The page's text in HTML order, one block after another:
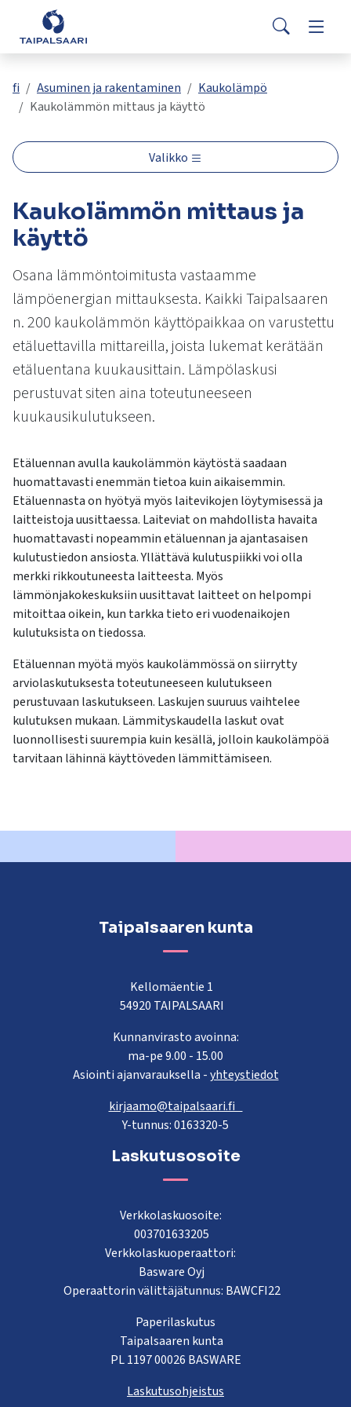
Siirry pääsisältöön
Palaute
Yhteystiedot
Search
Valitse
oleva
tulos
ja
alasnuolilla.
valittuun
hakutulokseen
painamalla
Kosketuslaitteiden
käyttäjät
voivat
käyttää
ja
pyyhkäisyliikkeitä.
Asuminen ja rakentaminen
Opetus ja kasvatus
Hyvinvointi ja terveys
Kunta ja päätöksenteko
Työ ja yrittäminen
fi Asuminen ja rakentaminen
Kaukolämpö
Kaukolämmön mittaus ja käyttö
Valikko
Kaukolämmön mittaus ja
käyttö
Osana lämmöntoimitusta vastaamme
lämpöenergian mittauksesta. Kaikki Taipalsaaren
n. 200 kaukolämmön käyttöpaikkaa on varustettu
etäluettavilla mittareilla, joista lukemat kerätään
etäluentana kuukausittain. Lämpölaskusi
perustuvat siten aina toteutuneeseen
kuukausikulutukseen.
Etäluennan avulla kaukolämmön käytöstä saadaan
huomattavasti enemmän tietoa kuin aikaisemmin.
Etäluennasta on hyötyä myös laitevikojen löytymisessä ja
laitteistoja uusittaessa. Laiteviat on mahdollista havaita
huomattavasti nopeammin etäluennan ja ajantasaisen
kulutustiedon ansiosta. Yllättävä kulutuspiikki voi olla
merkki rikkoutuneesta laitteesta. Myös
lämmönjakokeskuksiin uusittavat laitteet on helpompi
mitoittaa oikein, kun tarkka tieto eri vuodenaikojen
kulutuksista on tiedossa.
Etäluennan myötä myös kaukolämmössä on siirrytty
arviolaskutuksesta toteutuneeseen kulutukseen
perustuvaan laskutukseen. Laskujen suuruus vaihtelee
kulutuksen mukaan. Lämmityskaudella laskut ovat
luonnollisesti suurempia kuin kesällä, jolloin kaukolämpöä
tarvitaan lähinnä käyttöveden lämmittämiseen.
Taipalsaaren kunta
Kellomäentie 1
54920 TAIPALSAARI
Kunnanvirasto avoinna:
ma-pe 9.00 - 15.00
Asiointi ajanvarauksella -yhteystiedot
kirjaamo@taipalsaari.fi
Y-tunnus: 0163320-5
Laskutusosoite
Verkkolaskuosoite:
003701633205
Verkkolaskuoperaattori:
Basware Oyj
Operaattorin välittäjätunnus: BAWCFI22
Paperilaskutus
Taipalsaaren kunta
PL 1197 00026 BASWARE
Laskutusohjeistus